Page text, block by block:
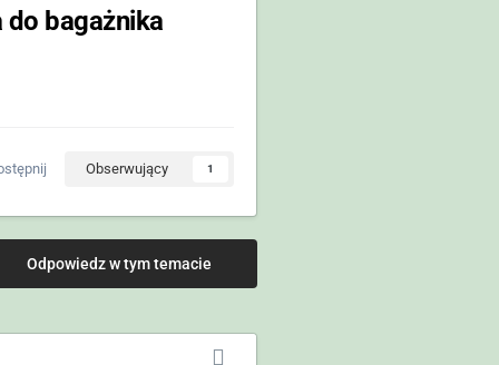
do bagażnika
Obserwujący 1
Odpowiedz w tym temacie